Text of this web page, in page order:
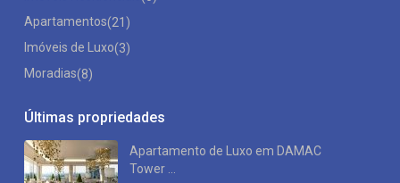
Apartamentos(21)
Imóveis de Luxo(3)
Moradias(8)
Últimas propriedades
Apartamento de Luxo em DAMAC
Tower ...